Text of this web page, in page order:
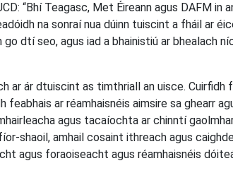
“Bhí Teagasc, Met Éireann agus DAFM in
na sonraí nua dúinn tuiscint a fháil ar
dtí seo, agus iad a bhainistiú ar bhealach
ar ár dtuiscint as timthriall an uisce. Cuirfidh
ar réamhaisnéis aimsire sa ghearr
agus tacaíochta ar chinntí
shaoil, amhail cosaint ithreach agus
agus foraoiseacht agus réamhaisnéis